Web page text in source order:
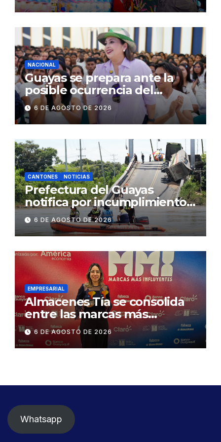
operativos en zonas
comerciales y de
concurrencia
NACIONAL
Guayas se prepara ante la
posible ocurrencia del
fenómeno de El Niño:
Gobierno Nacional capacita a
2.500 jóvenes
6 DE AGOSTO DE 2026
CANTONES NOTICIAS
Prefectura del Guayas
notifica por incumplimiento
contractual a la
Concesionaria CONORTE y
exige celeridad en
desmontaje del puente
Gonzalo Icaza Cornejo, en
Daule
6 DE AGOSTO DE 2026
EMPRESARIAL
Almacenes Tía se consolida
entre las marcas más
influyentes del Ecuador
6 DE AGOSTO DE 2026
Whatsapp